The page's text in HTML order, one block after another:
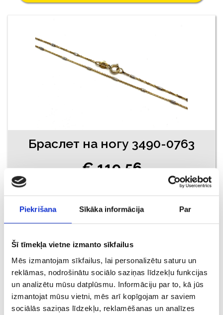
Piekrišana Sīkāka informācija Par
Šī tīmekļa vietne izmanto sīkfailus
Mēs izmantojam sīkfailus, lai personalizētu saturu un
reklāmas, nodrošinātu sociālo saziņas līdzekļu funkcijas
un analizētu mūsu datplūsmu. Informāciju par to, kā jūs
izmantojat mūsu vietni, mēs arī kopīgojam ar saviem
sociālās saziņas līdzekļu, reklamēšanas un analīzes
Браслет на ногу 3490-0763
€ 119.56
ДОБАВИТЬ В КОРЗИНУ